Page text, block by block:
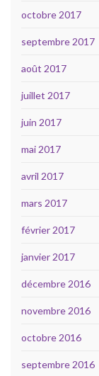
octobre 2017
septembre 2017
août 2017
juillet 2017
juin 2017
mai 2017
avril 2017
mars 2017
février 2017
janvier 2017
décembre 2016
novembre 2016
octobre 2016
septembre 2016